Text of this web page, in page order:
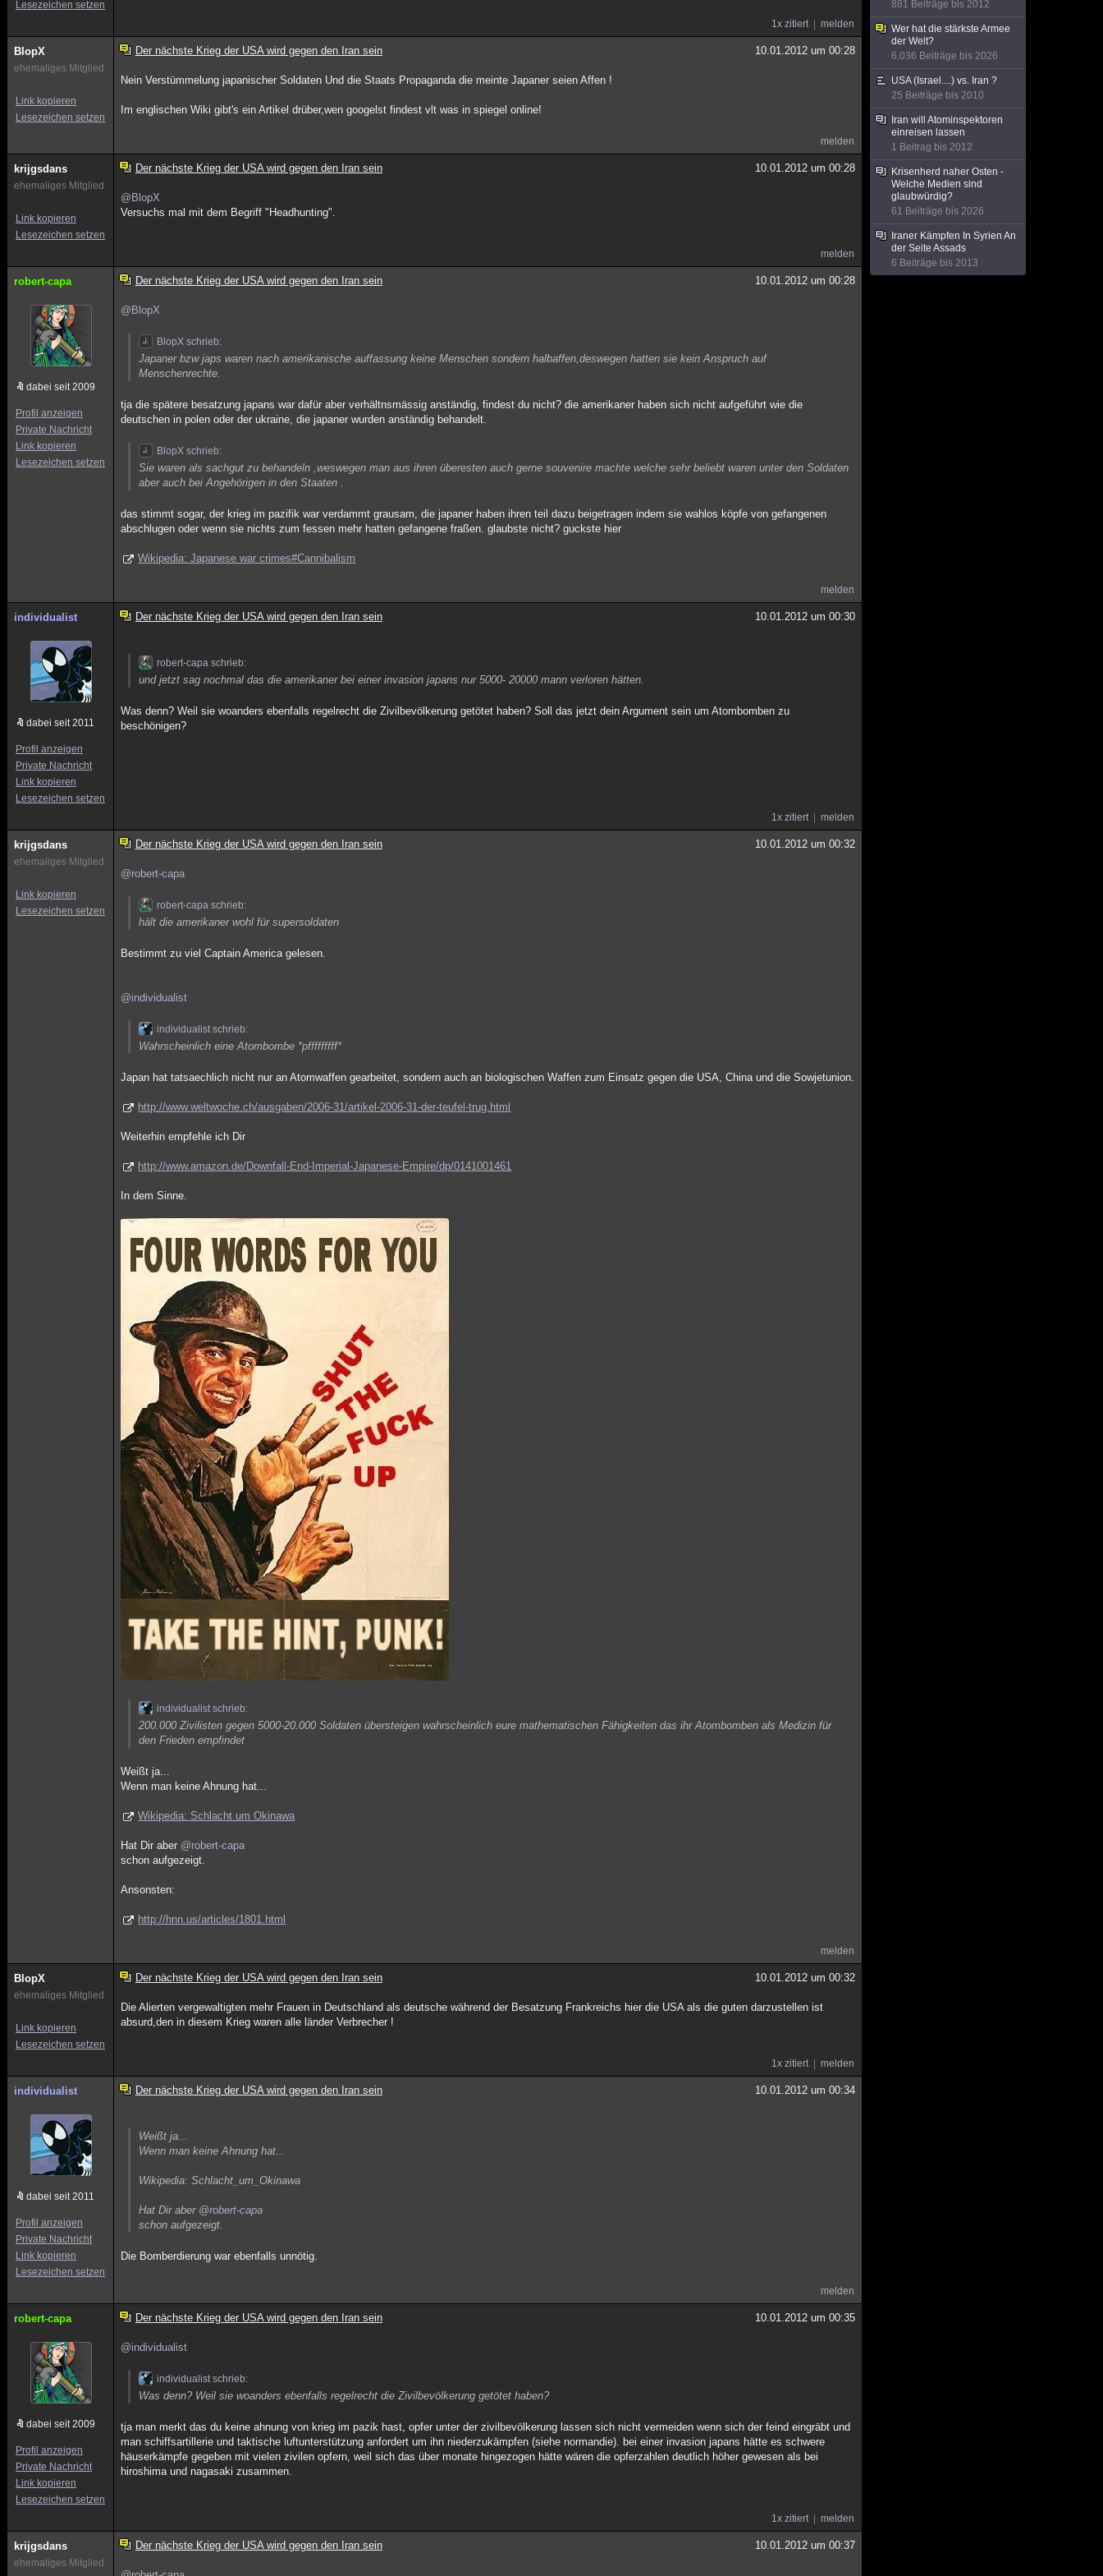
Lesezeichen setzen
1x zitiert
melden
BlopX
ehemaliges Mitglied
Link kopieren
Lesezeichen setzen
Der nächste Krieg der USA wird gegen den Iran sein 10.01.2012 um 00:28
Nein Verstümmelung japanischer Soldaten Und die Staats Propaganda die meinte Japaner seien Affen !
Im englischen Wiki gibt's ein Artikel drüber,wen googelst findest vlt was in spiegel online!
melden
krijgsdans
ehemaliges Mitglied
Link kopieren
Lesezeichen setzen
Der nächste Krieg der USA wird gegen den Iran sein 10.01.2012 um 00:28
@BlopX
Versuchs mal mit dem Begriff "Headhunting".
melden
robert-capa
dabei seit 2009
Profil anzeigen
Private Nachricht
Link kopieren
Lesezeichen setzen
Der nächste Krieg der USA wird gegen den Iran sein 10.01.2012 um 00:28
@BlopX
BlopX schrieb:
Japaner bzw japs waren nach amerikanische auffassung keine Menschen sondern halbaffen,deswegen hatten sie kein Anspruch auf
Menschenrechte.
tja die spätere besatzung japans war dafür aber verhältnsmässig anständig, findest du nicht? die amerikaner haben sich nicht aufgeführt wie die
deutschen in polen oder der ukraine, die japaner wurden anständig behandelt.
BlopX schrieb:
Sie waren als sachgut zu behandeln ,weswegen man aus ihren überesten auch gerne souvenire machte welche sehr beliebt waren unter den Soldaten
aber auch bei Angehörigen in den Staaten .
das stimmt sogar, der krieg im pazifik war verdammt grausam, die japaner haben ihren teil dazu beigetragen indem sie wahlos köpfe von gefangenen
abschlugen oder wenn sie nichts zum fessen mehr hatten gefangene fraßen. glaubste nicht? guckste hier
Wikipedia: Japanese war crimes#Cannibalism
melden
individualist
dabei seit 2011
Profil anzeigen
Private Nachricht
Link kopieren
Lesezeichen setzen
Der nächste Krieg der USA wird gegen den Iran sein 10.01.2012 um 00:30
robert-capa schrieb:
und jetzt sag nochmal das die amerikaner bei einer invasion japans nur 5000- 20000 mann verloren hätten.
Was denn? Weil sie woanders ebenfalls regelrecht die Zivilbevölkerung getötet haben? Soll das jetzt dein Argument sein um Atombomben zu
beschönigen?
1x zitiert melden
krijgsdans
ehemaliges Mitglied
Link kopieren
Lesezeichen setzen
Der nächste Krieg der USA wird gegen den Iran sein 10.01.2012 um 00:32
@robert-capa
robert-capa schrieb:
hält die amerikaner wohl für supersoldaten
Bestimmt zu viel Captain America gelesen.
@individualist
individualist schrieb:
Wahrscheinlich eine Atombombe *pfffffffff*
Japan hat tatsaechlich nicht nur an Atomwaffen gearbeitet, sondern auch an biologischen Waffen zum Einsatz gegen die USA, China und die Sowjetunion.
http://www.weltwoche.ch/ausgaben/2006-31/artikel-2006-31-der-teufel-trug.html
Weiterhin empfehle ich Dir
http://www.amazon.de/Downfall-End-Imperial-Japanese-Empire/dp/0141001461
In dem Sinne.
individualist schrieb:
200.000 Zivilisten gegen 5000-20.000 Soldaten übersteigen wahrscheinlich eure mathematischen Fähigkeiten das ihr Atombomben als Medizin für
den Frieden empfindet
Weißt ja...
Wenn man keine Ahnung hat...
Wikipedia: Schlacht um Okinawa
Hat Dir aber @robert-capa
schon aufgezeigt.
Ansonsten:
http://hnn.us/articles/1801.html
melden
BlopX
ehemaliges Mitglied
Link kopieren
Lesezeichen setzen
Der nächste Krieg der USA wird gegen den Iran sein 10.01.2012 um 00:32
Die Alierten vergewaltigten mehr Frauen in Deutschland als deutsche während der Besatzung Frankreichs hier die USA als die guten darzustellen ist
absurd,den in diesem Krieg waren alle länder Verbrecher !
1x zitiert melden
individualist
dabei seit 2011
Profil anzeigen
Private Nachricht
Link kopieren
Lesezeichen setzen
Der nächste Krieg der USA wird gegen den Iran sein 10.01.2012 um 00:34
Weißt ja...
Wenn man keine Ahnung hat...
Wikipedia: Schlacht_um_Okinawa
Hat Dir aber @robert-capa
schon aufgezeigt.
Die Bomberdierung war ebenfalls unnötig.
melden
robert-capa
dabei seit 2009
Profil anzeigen
Private Nachricht
Link kopieren
Lesezeichen setzen
Der nächste Krieg der USA wird gegen den Iran sein 10.01.2012 um 00:35
@individualist
individualist schrieb:
Was denn? Weil sie woanders ebenfalls regelrecht die Zivilbevölkerung getötet haben?
tja man merkt das du keine ahnung von krieg im pazik hast, opfer unter der zivilbevölkerung lassen sich nicht vermeiden wenn sich der feind eingräbt und
man schiffsartillerie und taktische luftunterstützung anfordert um ihn niederzukämpfen (siehe normandie). bei einer invasion japans hätte es schwere
häuserkämpfe gegeben mit vielen zivilen opfern, weil sich das über monate hingezogen hätte wären die opferzahlen deutlich höher gewesen als bei
hiroshima und nagasaki zusammen.
1x zitiert melden
krijgsdans
ehemaliges Mitglied
Der nächste Krieg der USA wird gegen den Iran sein 10.01.2012 um 00:37
881 Beiträge bis 2012
Wer hat die stärkste Armee
der Welt?
6.036 Beiträge bis 2026
USA (Israel....) vs. Iran ?
25 Beiträge bis 2010
Iran will Atominspektoren
einreisen lassen
1 Beitrag bis 2012
Krisenherd naher Osten -
Welche Medien sind
glaubwürdig?
61 Beiträge bis 2026
Iraner Kämpfen In Syrien An
der Seite Assads
6 Beiträge bis 2013